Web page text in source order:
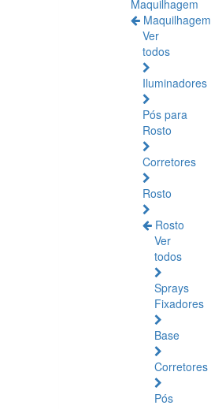
Maquilhagem
Maquilhagem
Ver
todos
Iluminadores
Pós para
Rosto
Corretores
Rosto
Rosto
Ver
todos
Sprays
Fixadores
Base
Corretores
Pós